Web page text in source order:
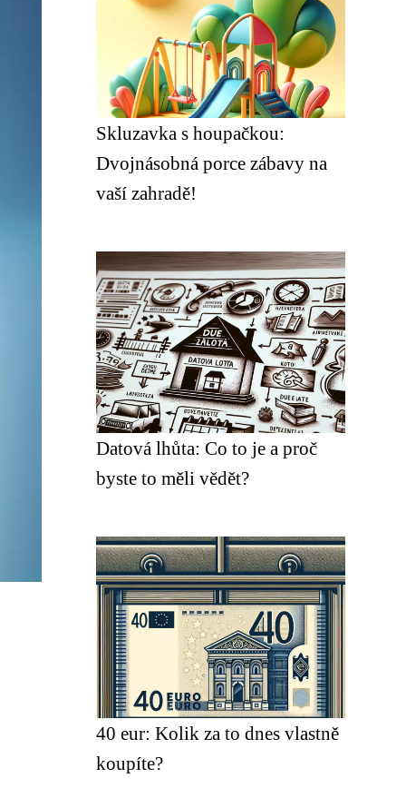
Skluzavka s houpačkou:
Dvojnásobná porce zábavy na
vaší zahradě!
Datová lhůta: Co to je a proč
byste to měli vědět?
40 eur: Kolik za to dnes vlastně
koupíte?